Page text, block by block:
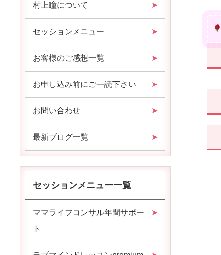
村上瞳について
セッションメニュー
お客様のご感想一覧
お申し込み前にご一読下さい
お問い合わせ
最新ブログ一覧
セッションメニュー一覧
ママライフコンサル年間サポー
ト